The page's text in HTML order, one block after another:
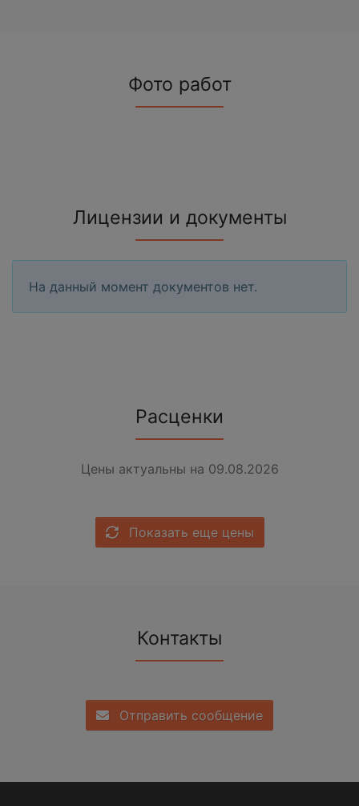
Фото работ
Лицензии и документы
На данный момент документов нет.
Расценки
Цены актуальны на 09.08.2026
Показать еще цены
Контакты
Отправить сообщение